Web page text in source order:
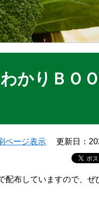
かりＢＯ
ページ表示 更新日：
配布していますので、ぜ